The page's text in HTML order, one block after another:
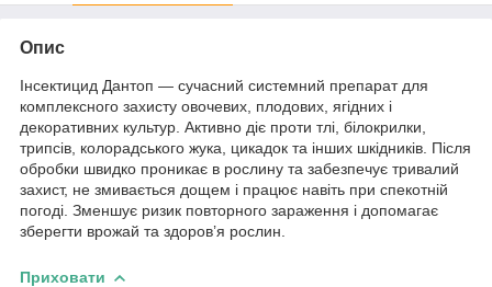
Опис
Інсектицид Дантоп — сучасний системний препарат для
комплексного захисту овочевих, плодових, ягідних і
декоративних культур. Активно діє проти тлі, білокрилки,
трипсів, колорадського жука, цикадок та інших шкідників. Після
обробки швидко проникає в рослину та забезпечує тривалий
захист, не змивається дощем і працює навіть при спекотній
погоді. Зменшує ризик повторного зараження і допомагає
зберегти врожай та здоров’я рослин.
Приховати